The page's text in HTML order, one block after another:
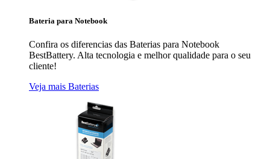
Bateria para Notebook
Confira os diferencias das Baterias para Notebook
BestBattery. Alta tecnologia e melhor qualidade para o seu
cliente!
Veja mais Baterias